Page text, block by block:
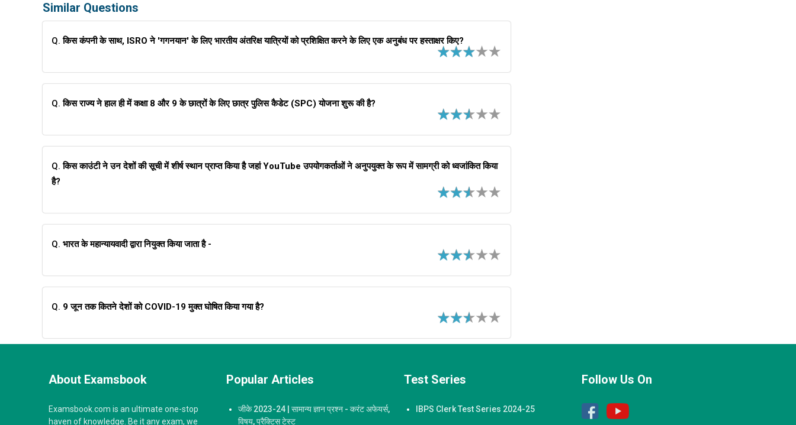
Similar Questions
Q.किस कंपनी के साथ, ISRO ने 'गगनयान' के लिए भारतीय अंतरिक्ष यात्रियों को प्रशिक्षित करने के लिए एक अनुबंध पर हस्ताक्षर किए?
Q.किस राज्य ने हाल ही में कक्षा 8 और 9 के छात्रों के लिए छात्र पुलिस कैडेट (SPC) योजना शुरू की है?
Q.किस काउंटी ने उन देशों की सूची में शीर्ष स्थान प्राप्त किया है जहां YouTube उपयोगकर्ताओं ने अनुपयुक्त के रूप में सामग्री को ध्वजांकित किया
है?
Q. भारत के महान्यायवादी द्वारा नियुक्त किया जाता है -
Q. 9 जून तक कितने देशों को COVID-19 मुक्त घोषित किया गया है?
About Examsbook
Examsbook.com is an ultimate one-stop
haven of knowledge. Be it any exam, we
Popular Articles
जीके 2023-24 | सामान्य ज्ञान प्रश्न - करंट अफेयर्स,
विषय, प्रैक्टिस टेस्ट
Test Series
IBPS Clerk Test Series 2024-25
Follow Us On